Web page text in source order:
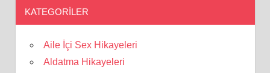
KATEGORILER
Aile İçi Sex Hikayeleri
Aldatma Hikayeleri